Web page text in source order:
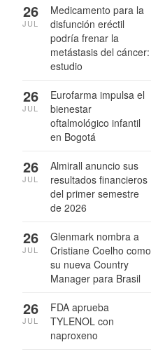
Medicamento para la
disfunción eréctil
podría frenar la
metástasis del cáncer:
estudio
26
JUL
Eurofarma impulsa el
bienestar
oftalmológico infantil
en Bogotá
26
JUL
Almirall anuncio sus
resultados financieros
del primer semestre
de 2026
26
JUL
Glenmark nombra a
Cristiane Coelho como
su nueva Country
Manager para Brasil
26
JUL
FDA aprueba
TYLENOL con
naproxeno
26
JUL